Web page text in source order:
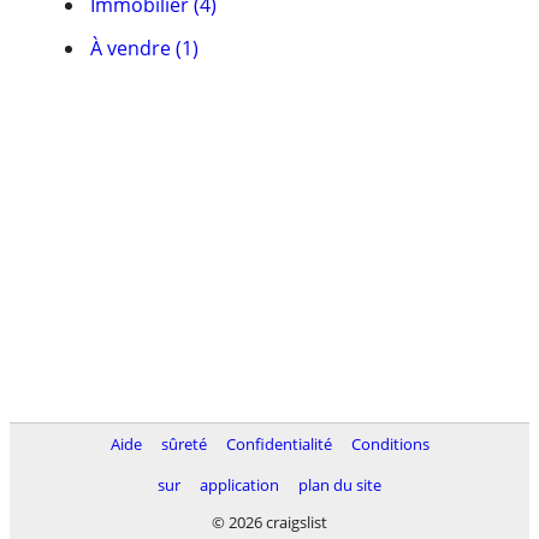
À vendre (1)
Aide sûreté Confidentialité
Conditions
sur
application
plan du site
© 2026 craigslist